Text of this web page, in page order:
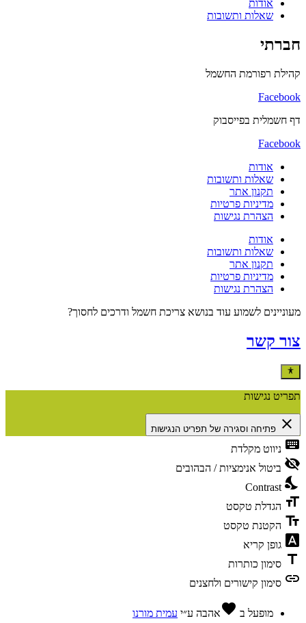
אודות
שאלות ותשובות
חברתי
קהילת רפורמת החשמל
Facebook
דף חשמלית בפייסבוק
Facebook
אודות
שאלות ותשובות
תקנון אתר
מדיניות פרטיות
הצהרת נגישות
אודות
שאלות ותשובות
תקנון אתר
מדיניות פרטיות
הצהרת נגישות
מעוניינים לשמוע עוד בנושא צריכת חשמל ודרכים לחסוך?
צור קשר
תפריט נגישות
close פתיחה וסגירה של תפריט הנגישות
keyboard ניווט מקלדת
visibility_off ביטול אנימציות / הבהובים
nights_stay
Contrast
format_size הגדלת טקסט
text_fields הקטנת טקסט
font_download גופן קריא
title סימון כותרות
link סימון קישורים ולחצנים
מופעל ב favoriteאהבה ע״י עמית מורנו